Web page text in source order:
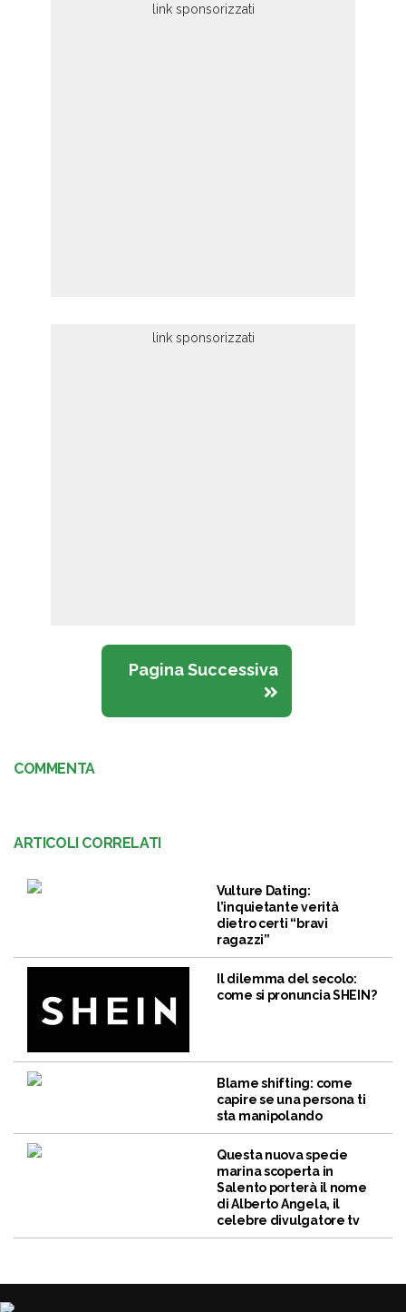
Pagina Successiva
COMMENTA
ARTICOLI CORRELATI
Vulture Dating:
l’inquietante verità
dietro certi “bravi
ragazzi”
Il dilemma del secolo:
come si pronuncia SHEIN?
Blame shifting: come
capire se una persona ti
sta manipolando
Questa nuova specie
marina scoperta in
Salento porterà il nome
di Alberto Angela, il
celebre divulgatore tv